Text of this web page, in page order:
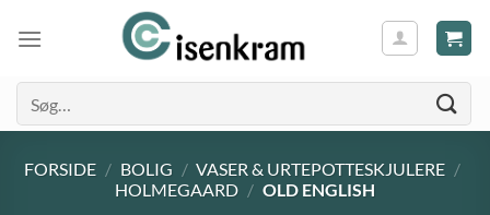
efter:
FORSIDE / BOLIG / VASER & URTEPOTTESKJULERE /
HOLMEGAARD / OLD ENGLISH